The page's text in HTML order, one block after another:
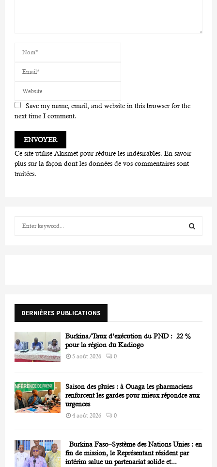
Save my name, email, and website in this browser for the
next time I comment.
Ce site utilise Akismet pour réduire les indésirables. En savoir
plus sur la façon dont les données de vos commentaires sont
traitées.
r
DERNIÈRES PUBLICATIONS
Burkina/Taux d’exécution du PND : 22 %
pour la région du Kadiogo
5 août 2026 0
Saison des pluies : à Ouaga les pharmaciens
renforcent les gardes pour mieux répondre aux
urgences
4 août 2026 0
Burkina Faso–Système des Nations Unies : en
fin de mission, le Représentant résident par
intérim salue un partenariat solide et...